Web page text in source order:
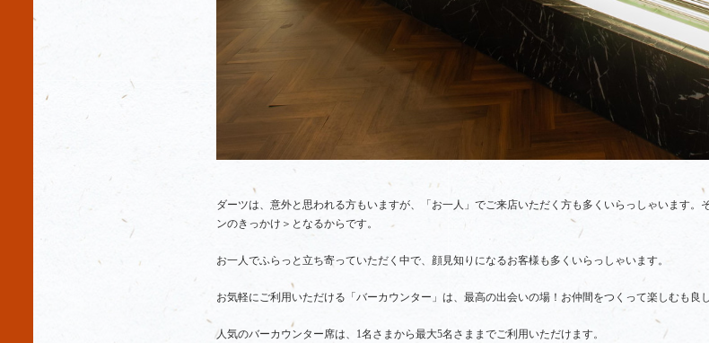
ダーツは、意外と思われる方もいますが、「お一人」でご来店いただく方も多くいらっしゃいます
ンのきっかけ＞となるからです。
お一人でふらっと立ち寄っていただく中で、顔見知りになるお客様も多くいらっしゃいます。
お気軽にご利用いただける「バーカウンター」は、最高の出会いの場！お仲間をつくって楽しむも良
人気のバーカウンター席は、1名さまから最大5名さままでご利用いただけます。